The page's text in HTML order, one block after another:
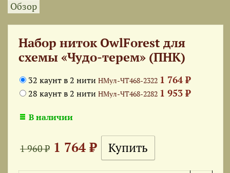
Обзор
Набор ниток OwlForest для
схемы «Чудо-терем» (ПНК)
32 каунт в 2 нити НМул-ЧТ468-2322 1 764 ₽
28 каунт в 2 нити НМул-ЧТ468-2282 1 953 ₽
В наличии
1 960 ₽ 1 764 ₽